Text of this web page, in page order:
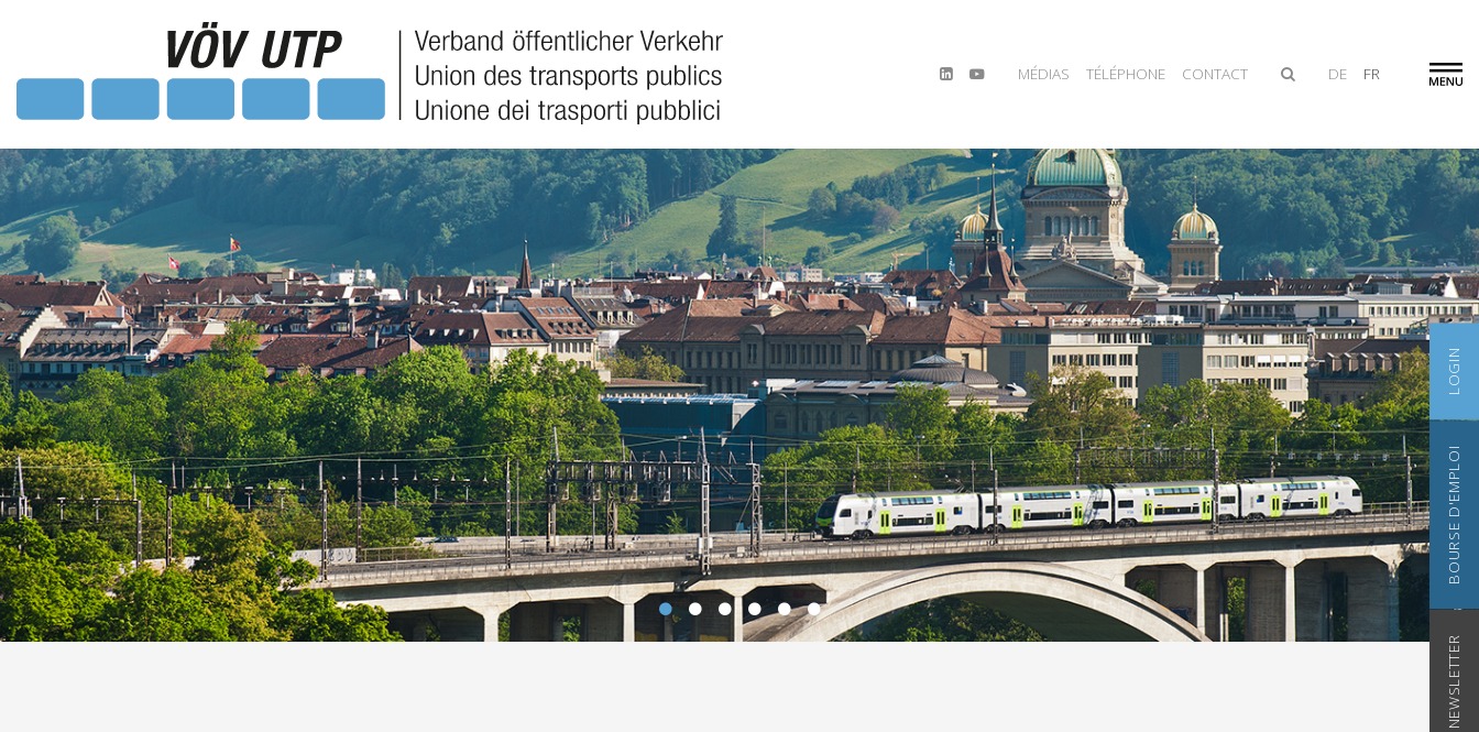
MÉDIAS TÉLÉPHONE CONTACT DE FR
LOGIN
BOURSE D'EMPLOI
NEWSLETTER